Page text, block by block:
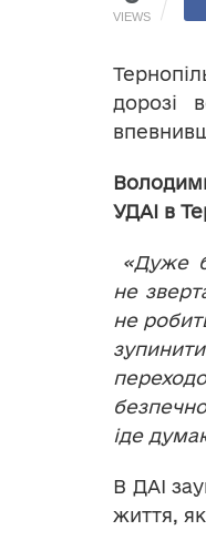
VIEWS
дорозі
УДАІ в
«Дуже
не
не
іде
В ДАІ
життя,